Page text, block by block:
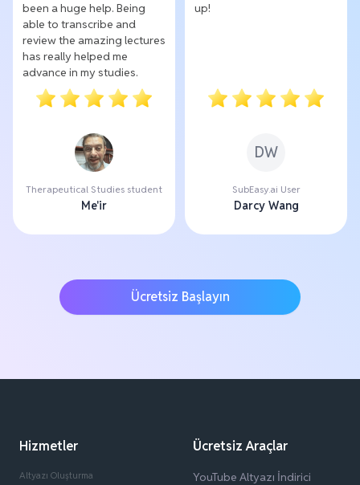
been a huge help. Being
able to transcribe and
review the amazing lectures
has really helped me
advance in my studies.
Therapeutical Studies student
Me'ir
up!
DW
SubEasy.ai User
Darcy Wang
Ücretsiz Başlayın
Hizmetler
Altyazı Oluşturma
Ücretsiz Araçlar
YouTube Altyazı İndirici